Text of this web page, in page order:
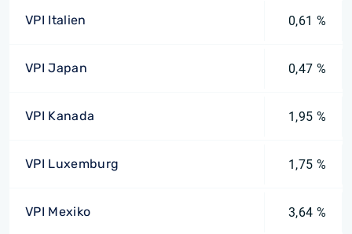
VPI Italien 0,61 %
VPI Japan 0,47 %
VPI Kanada 1,95 %
VPI Luxemburg 1,75 %
VPI Mexiko 3,64 %